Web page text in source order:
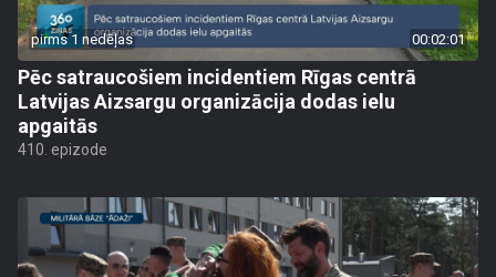
pirms 1 nedēļas 00:02:01
Pēc satraucošiem incidentiem Rīgas centrā
Latvijas Aizsargu organizācija dodas ielu
apgaitās
410. epizode